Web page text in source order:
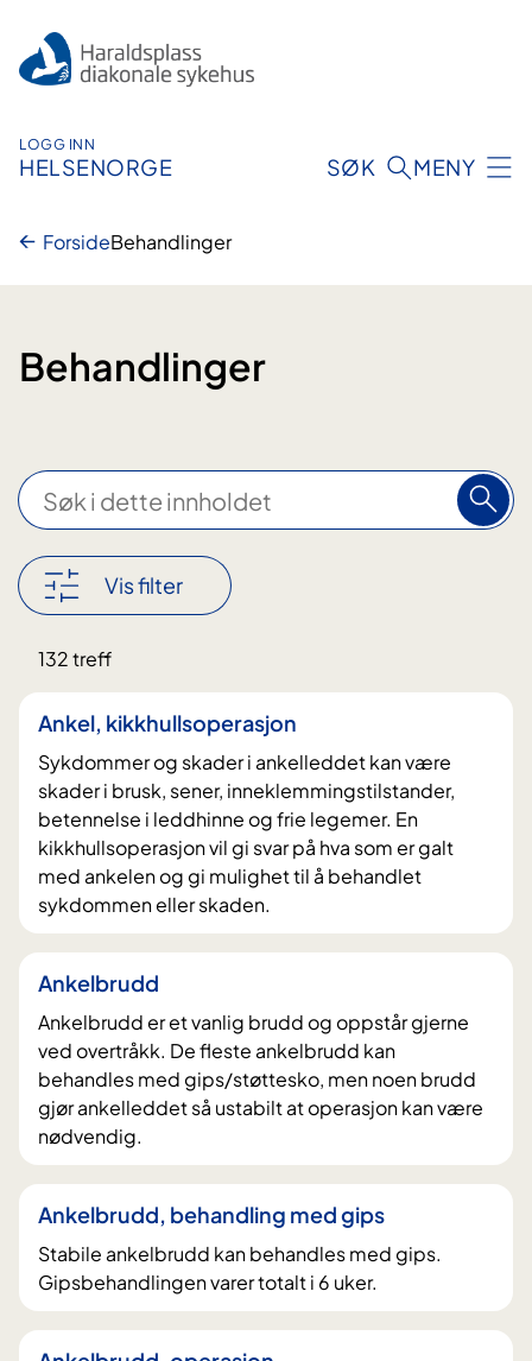
innhold
LOGG INN
HELSENORGE SØK MENY
ForsideBehandlinger
Behandlinger
S
ø
i
d
t
d
Vis filter
Nullstill
132 treff
Ankel, kikkhullsoperasjon
Sykdommer og skader i ankelleddet kan være
skader i brusk, sener, inneklemmingstilstander,
betennelse i leddhinne og frie legemer. En
kikkhullsoperasjon vil gi svar på hva som er galt
med ankelen og gi mulighet til å behandlet
sykdommen eller skaden.
Ankelbrudd
Ankelbrudd er et vanlig brudd og oppstår gjerne
ved overtråkk. De fleste ankelbrudd kan
behandles med gips/støttesko, men noen brudd
gjør ankelleddet så ustabilt at operasjon kan være
nødvendig.
Ankelbrudd, behandling med gips
Stabile ankelbrudd kan behandles med gips.
Gipsbehandlingen varer totalt i 6 uker.